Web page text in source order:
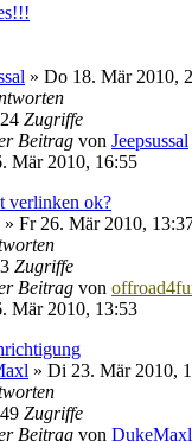
» Do 18. Mär 2010,
Zugriffe
Beitrag von Jeepsussal
Mär 2010, 16:55
verlinken ok?
» Fr 26. Mär 2010,
Zugriffe
Beitrag von
Mär 2010, 13:53
» Di 23. Mär 2010,
Zugriffe
Beitrag von DukeMaxl